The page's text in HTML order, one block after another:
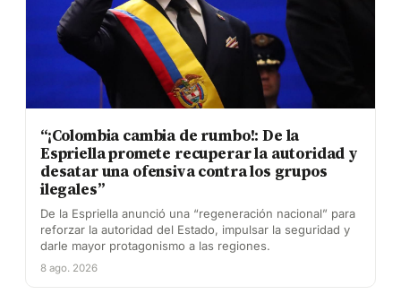
“¡Colombia cambia de rumbo!: De la
Espriella promete recuperar la autoridad y
desatar una ofensiva contra los grupos
ilegales”
De la Espriella anunció una “regeneración nacional” para
reforzar la autoridad del Estado, impulsar la seguridad y
darle mayor protagonismo a las regiones.
8 ago. 2026